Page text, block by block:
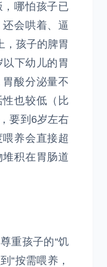
哪怕孩子已
会哄着、逼
，孩子的脾胃
下幼儿的胃
酸分泌量不
也较低（比
要到6岁左右
养会直接超
积在胃肠道
重孩子的“饥
“按需喂养，